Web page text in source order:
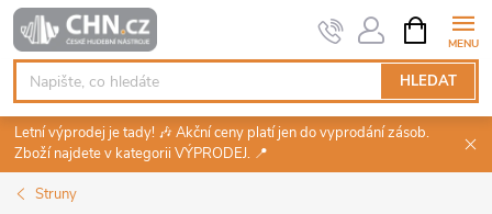
Přejít
na
obsah
HLEDAT
NÁKUPNÍ
KOŠÍK
Letní výprodej je tady! 🎶 Akční ceny platí jen do vyprodání zásob.
Zboží najdete v kategorii VÝPRODEJ. 📍
Struny